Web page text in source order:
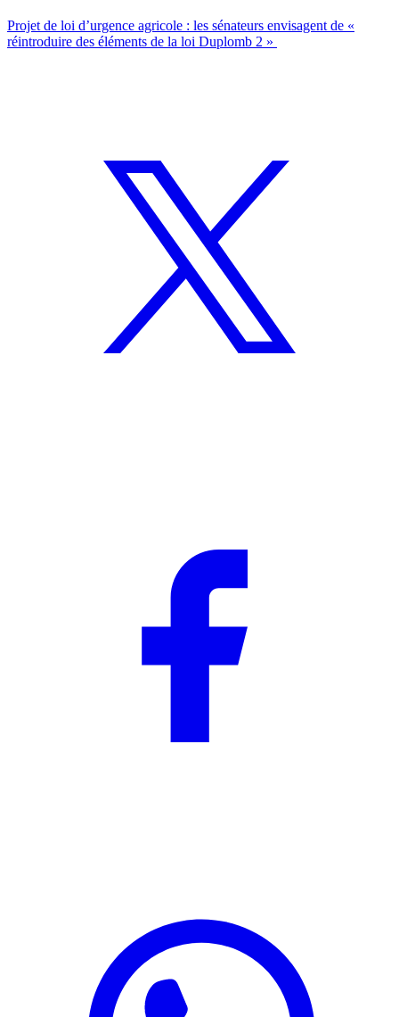
Projet de loi d’urgence agricole : les sénateurs envisagent de «
réintroduire des éléments de la loi Duplomb 2 »